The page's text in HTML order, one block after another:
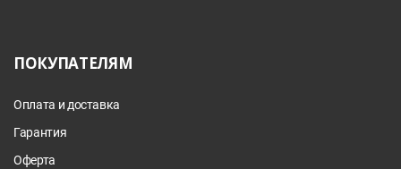
ПОКУПАТЕЛЯМ
Оплата и доставка
Гарантия
Оферта